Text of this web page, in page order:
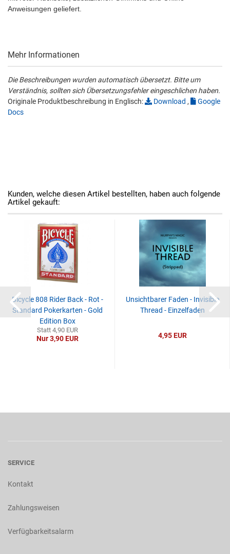
Anweisungen geliefert.
Mehr Informationen
Die Beschreibungen wurden automatisch übersetzt. Bitte um
Verständnis, sollten sich Übersetzungsfehler eingeschlichen haben.
Originale Produktbeschreibung in Englisch:
Download ,
Google
Docs
Kunden, welche diesen Artikel bestellten, haben auch folgende
Artikel gekauft:
Bicycle 808 Rider Back - Rot -
Standard Pokerkarten - Gold
Edition Box
Statt 4,90 EUR
Nur 3,90 EUR
Unsichtbarer Faden - Invisible
Thread - Einzelfaden
4,95 EUR
SERVICE
Kontakt
Zahlungsweisen
Verfügbarkeitsalarm